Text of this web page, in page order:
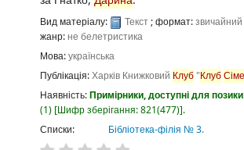
Вид матеріалу: Текст; формат:звичайний
жанр:не белетристика
Мова:українська
Публікація:Харків Книжковий Клуб"Клуб
Наявність:Примірники, доступні для
(1) Шифр зберігання:821(477) .
Списки:
Бібліотека-філія № 3.